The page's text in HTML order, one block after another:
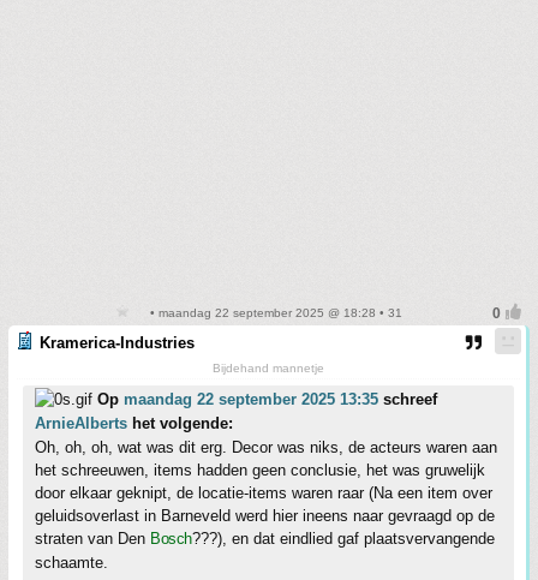
• maandag 22 september 2025 @ 18:28 • 31
Kramerica-Industries
Bijdehand mannetje
Op maandag 22 september 2025 13:35 schreef
ArnieAlberts het volgende:
Oh, oh, oh, wat was dit erg. Decor was niks, de acteurs waren aan
het schreeuwen, items hadden geen conclusie, het was gruwelijk
door elkaar geknipt, de locatie-items waren raar (Na een item over
geluidsoverlast in Barneveld werd hier ineens naar gevraagd op de
straten van Den Bosch???), en dat eindlied gaf plaatsvervangende
schaamte.